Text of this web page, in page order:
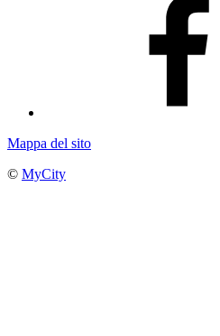
Mappa del sito
© MyCity